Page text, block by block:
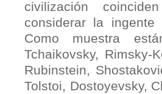
civilización
considerar la
Como muestra
Tchaikovsky,
Rubinstein,
Tolstoi, Dostoyevsky,